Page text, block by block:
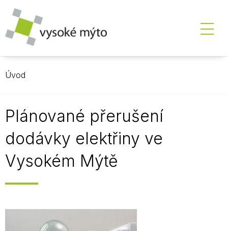
Úvod
Plánované přerušení
dodávky elektřiny ve
Vysokém Mýtě